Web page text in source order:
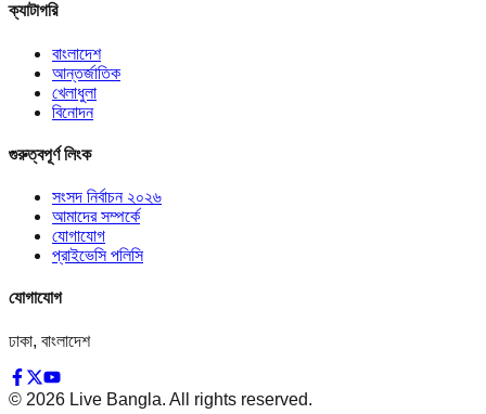
ক্যাটাগরি
বাংলাদেশ
আন্তর্জাতিক
খেলাধুলা
বিনোদন
গুরুত্বপূর্ণ লিংক
সংসদ নির্বাচন ২০২৬
আমাদের সম্পর্কে
যোগাযোগ
প্রাইভেসি পলিসি
যোগাযোগ
ঢাকা, বাংলাদেশ
© 2026 Live Bangla. All rights reserved.